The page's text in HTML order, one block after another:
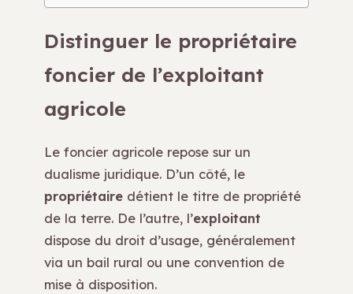
Distinguer le propriétaire
foncier de l’exploitant
agricole
Le foncier agricole repose sur un
dualisme juridique. D’un côté, le
propriétaire détient le titre de propriété
de la terre. De l’autre, l’exploitant
dispose du droit d’usage, généralement
via un bail rural ou une convention de
mise à disposition.